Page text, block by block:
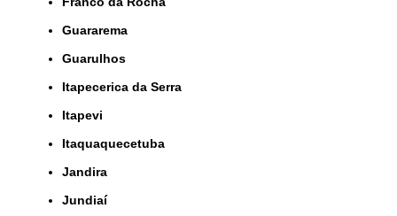
Guararema
Guarulhos
Itapecerica da Serra
Itapevi
Itaquaquecetuba
Jandira
Jundiaí